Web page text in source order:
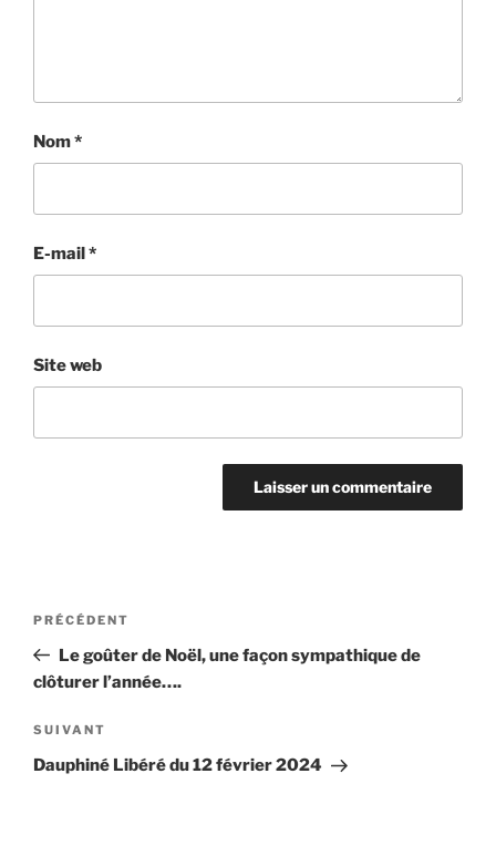
Nom*
E-mail*
Site web
Navigation
l’article
Article
précédent
PRÉCÉDENT
Le goûter de Noël, une façon sympathique de
clôturer l’année….
Article
suivant
SUIVANT
Dauphiné Libéré du 12 février 2024